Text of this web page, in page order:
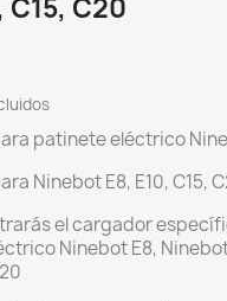
C15, C20
patinete eléctrico
Ninebot E8, E10, C15,
el cargador
Ninebot E8,